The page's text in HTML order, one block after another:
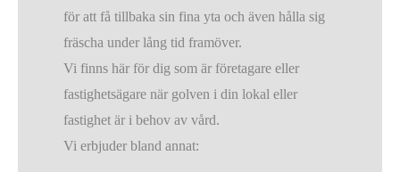
för att få tillbaka sin fina yta och även hålla sig
fräscha under lång tid framöver.
Vi finns här för dig som är företagare eller
fastighetsägare när golven i din lokal eller
fastighet är i behov av vård.
Vi erbjuder bland annat: